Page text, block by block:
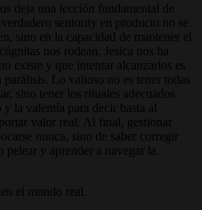
deja una lección fundamental de
seniority en producto no se
sino en la capacidad de mantener el
nos rodean. Jesica nos ha
existe y que intentar alcanzarlos es
Lo valioso no es tener todas
sino tener los rituales adecuados
y la valentía para decir basta al
valor real. Al final, gestionar
nunca, sino de saber corregir
pelear y aprender a navegar la
el mundo real.